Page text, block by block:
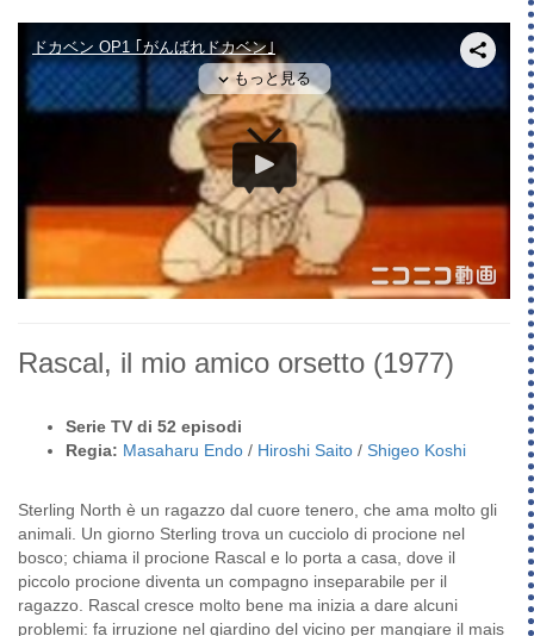
Rascal, il mio amico orsetto (1977)
Serie TV di 52 episodi
Regia: Masaharu Endo / Hiroshi Saito / Shigeo Koshi
Sterling North è un ragazzo dal cuore tenero, che ama molto gli
animali. Un giorno Sterling trova un cucciolo di procione nel
bosco; chiama il procione Rascal e lo porta a casa, dove il
piccolo procione diventa un compagno inseparabile per il
ragazzo. Rascal cresce molto bene ma inizia a dare alcuni
problemi: fa irruzione nel giardino del vicino per mangiare il mais